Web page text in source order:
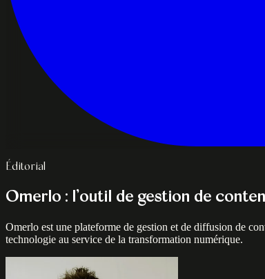
Éditorial
Omerlo : l’outil de gestion de
Omerlo est une plateforme de gestion et de diffusion de
technologie au service de la transformation numérique.